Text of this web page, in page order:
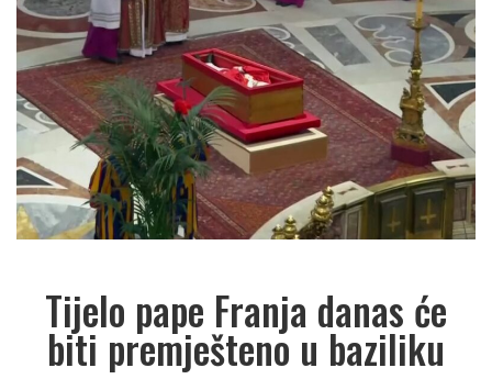
Tijelo pape Franja danas će
biti premješteno u baziliku